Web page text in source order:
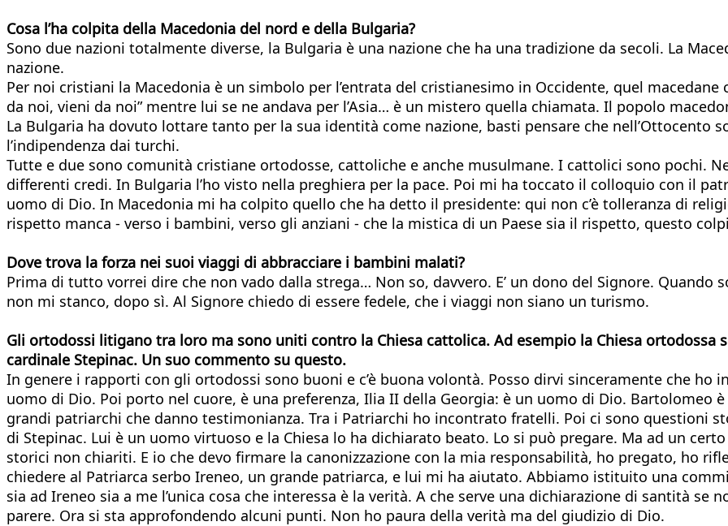
Cosa l’ha colpita della Macedonia del nord e della Bulgaria?
Sono due nazioni totalmente diverse, la Bulgaria è una nazione che ha una tradizione da secoli. La
nazione.
Per noi cristiani la Macedonia è un simbolo per l’entrata del cristianesimo in Occidente, quel macedane
da noi, vieni da noi” mentre lui se ne andava per l’Asia… è un mistero quella chiamata. Il popolo
La Bulgaria ha dovuto lottare tanto per la sua identità come nazione, basti pensare che nell’Ottocento
l’indipendenza dai turchi.
Tutte e due sono comunità cristiane ortodosse, cattoliche e anche musulmane. I cattolici sono pochi.
differenti credi. In Bulgaria l’ho visto nella preghiera per la pace. Poi mi ha toccato il colloquio con il
uomo di Dio. In Macedonia mi ha colpito quello che ha detto il presidente: qui non c’è tolleranza di
rispetto manca - verso i bambini, verso gli anziani - che la mistica di un Paese sia il rispetto, questo
Dove trova la forza nei suoi viaggi di abbracciare i bambini malati?
Prima di tutto vorrei dire che non vado dalla strega… Non so, davvero. E’ un dono del Signore.
non mi stanco, dopo sì. Al Signore chiedo di essere fedele, che i viaggi non siano un turismo.
Gli ortodossi litigano tra loro ma sono uniti contro la Chiesa cattolica. Ad esempio la Chiesa ortodossa
cardinale Stepinac. Un suo commento su questo.
In genere i rapporti con gli ortodossi sono buoni e c’è buona volontà. Posso dirvi sinceramente che
uomo di Dio. Poi porto nel cuore, è una preferenza, Ilia II della Georgia: è un uomo di Dio. Bartolomeo
grandi patriarchi che danno testimonianza. Tra i Patriarchi ho incontrato fratelli. Poi ci sono questioni
di Stepinac. Lui è un uomo virtuoso e la Chiesa lo ha dichiarato beato. Lo si può pregare. Ma ad un
storici non chiariti. E io che devo firmare la canonizzazione con la mia responsabilità, ho pregato, ho
chiedere al Patriarca serbo Ireneo, un grande patriarca, e lui mi ha aiutato. Abbiamo istituito una
sia ad Ireneo sia a me l’unica cosa che interessa è la verità. A che serve una dichiarazione di santità se
parere. Ora si sta approfondendo alcuni punti. Non ho paura della verità ma del giudizio di Dio.